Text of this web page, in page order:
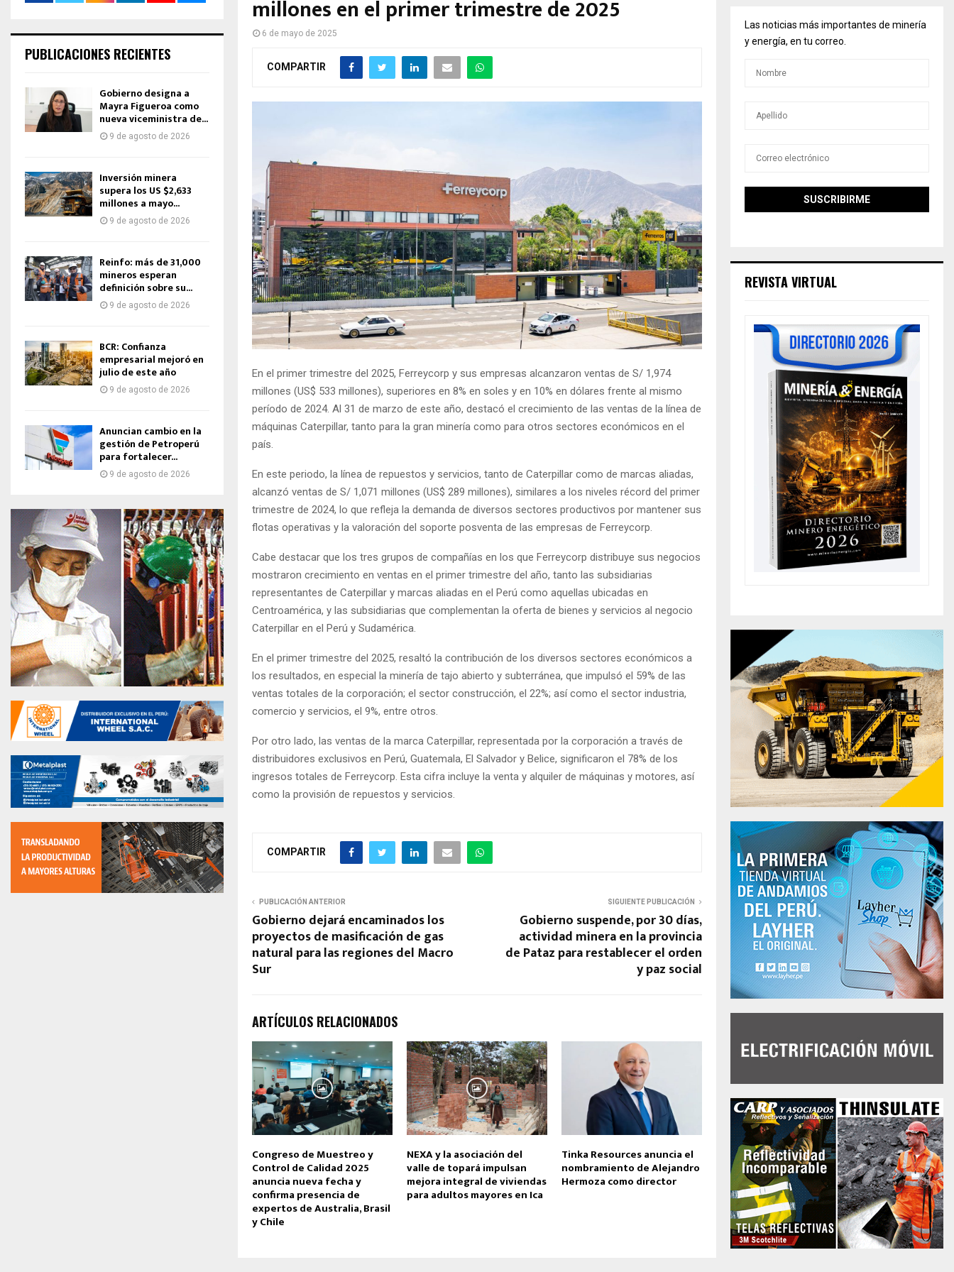
millones en el primer trimestre de 2025
6 de mayo de 2025
COMPARTIR
En el primer trimestre del 2025, Ferreycorp y sus empresas alcanzaron ventas de S/ 1,974
millones (US$ 533 millones), superiores en 8% en soles y en 10% en dólares frente al mismo
período de 2024. Al 31 de marzo de este año, destacó el crecimiento de las ventas de la línea de
máquinas Caterpillar, tanto para la gran minería como para otros sectores económicos en el
país.
En este periodo, la línea de repuestos y servicios, tanto de Caterpillar como de marcas aliadas,
alcanzó ventas de S/ 1,071 millones (US$ 289 millones), similares a los niveles récord del primer
trimestre de 2024, lo que refleja la demanda de diversos sectores productivos por mantener sus
flotas operativas y la valoración del soporte posventa de las empresas de Ferreycorp.
Cabe destacar que los tres grupos de compañías en los que Ferreycorp distribuye sus negocios
mostraron crecimiento en ventas en el primer trimestre del año, tanto las subsidiarias
representantes de Caterpillar y marcas aliadas en el Perú como aquellas ubicadas en
Centroamérica, y las subsidiarias que complementan la oferta de bienes y servicios al negocio
Caterpillar en el Perú y Sudamérica.
En el primer trimestre del 2025, resaltó la contribución de los diversos sectores económicos a
los resultados, en especial la minería de tajo abierto y subterránea, que impulsó el 59% de las
ventas totales de la corporación; el sector construcción, el 22%; así como el sector industria,
comercio y servicios, el 9%, entre otros.
Por otro lado, las ventas de la marca Caterpillar, representada por la corporación a través de
distribuidores exclusivos en Perú, Guatemala, El Salvador y Belice, significaron el 78% de los
ingresos totales de Ferreycorp. Esta cifra incluye la venta y alquiler de máquinas y motores, así
como la provisión de repuestos y servicios.
COMPARTIR
PUBLICACIÓN ANTERIOR
Gobierno dejará encaminados los
proyectos de masificación de gas
natural para las regiones del Macro
Sur
SIGUIENTE PUBLICACIÓN
Gobierno suspende, por 30 días,
actividad minera en la provincia
de Pataz para restablecer el orden
y paz social
ARTÍCULOS RELACIONADOS
Congreso de Muestreo y
Control de Calidad 2025
anuncia nueva fecha y
confirma presencia de
expertos de Australia, Brasil
y Chile
NEXA y la asociación del
valle de topará impulsan
mejora integral de viviendas
para adultos mayores en Ica
Tinka Resources anuncia el
nombramiento de Alejandro
Hermoza como director
PUBLICACIONES RECIENTES
Gobierno designa a
Mayra Figueroa como
nueva viceministra de...
9 de agosto de 2026
Inversión minera
supera los US $2,633
millones a mayo...
9 de agosto de 2026
Reinfo: más de 31,000
mineros esperan
definición sobre su...
9 de agosto de 2026
BCR: Confianza
empresarial mejoró en
julio de este año
9 de agosto de 2026
Anuncian cambio en la
gestión de Petroperú
para fortalecer...
9 de agosto de 2026
Las noticias más importantes de minería
y energía, en tu correo.
REVISTA VIRTUAL